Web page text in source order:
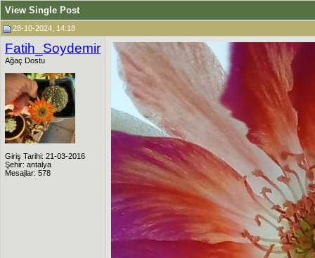
View Single Post
28-10-2024, 14:18
Fatih_Soydemir
Ağaç Dostu
Giriş Tarihi: 21-03-2016
Şehir: antalya
Mesajlar: 578